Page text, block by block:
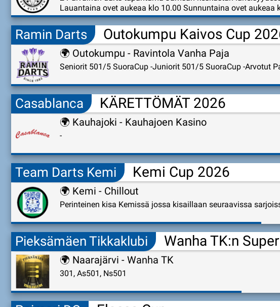
Lauantaina ovet aukeaa klo 10.00 Sunnuntaina ovet aukeaa
Ramin Darts Outokumpu Kaivos Cup
🌍 Outokumpu - Ravintola Vanha Paja
Seniorit 501/5 SuoraCup -Juniorit 501/5 SuoraCup -Arvotut
Casablanca KÄRETTÖMÄT 2026
🌍 Kauhajoki - Kauhajoen Kasino
-
Team Darts Kemi Kemi Cup 2026
🌍 Kemi - Chillout
Perinteinen kisa Kemissä jossa kisaillaan seuraavissa
Pieksämäen Tikkaklubi Wanha TK:n
🌍 Naarajärvi - Wanha TK
301, As501, Ns501